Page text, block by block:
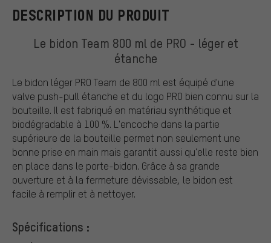
DESCRIPTION DU PRODUIT
Le bidon Team 800 ml de PRO - léger et
étanche
Le bidon léger PRO Team de 800 ml est équipé d'une
valve push-pull étanche et du logo PRO bien connu sur la
bouteille. Il est fabriqué en matériau synthétique et
biodégradable à 100 %. L'encoche dans la partie
supérieure de la bouteille permet non seulement une
bonne prise en main mais garantit aussi qu'elle reste bien
en place dans le porte-bidon. Grâce à sa grande
ouverture et à la fermeture dévissable, le bidon est
facile à remplir et à nettoyer.
Spécifications :